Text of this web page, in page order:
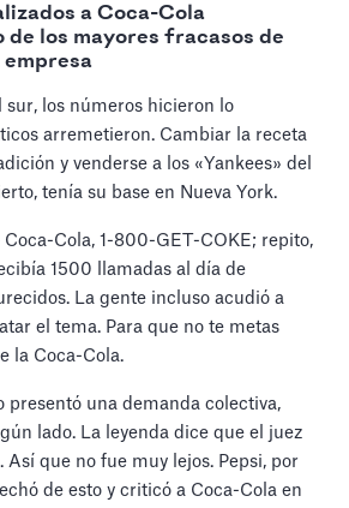
a Coca-Cola
de los mayores fracasos de
empresa
sur, los números hicieron lo
arremetieron. Cambiar la receta
y venderse a los «Yankees» del
tenía su base en Nueva York.
Cola, 1-800-GET-COKE; repito,
1500 llamadas al día de
La gente incluso acudió a
el tema. Para que no te metas
la Coca-Cola.
presentó una demanda colectiva,
lado. La leyenda dice que el juez
Así que no fue muy lejos. Pepsi, por
de esto y criticó a Coca-Cola en